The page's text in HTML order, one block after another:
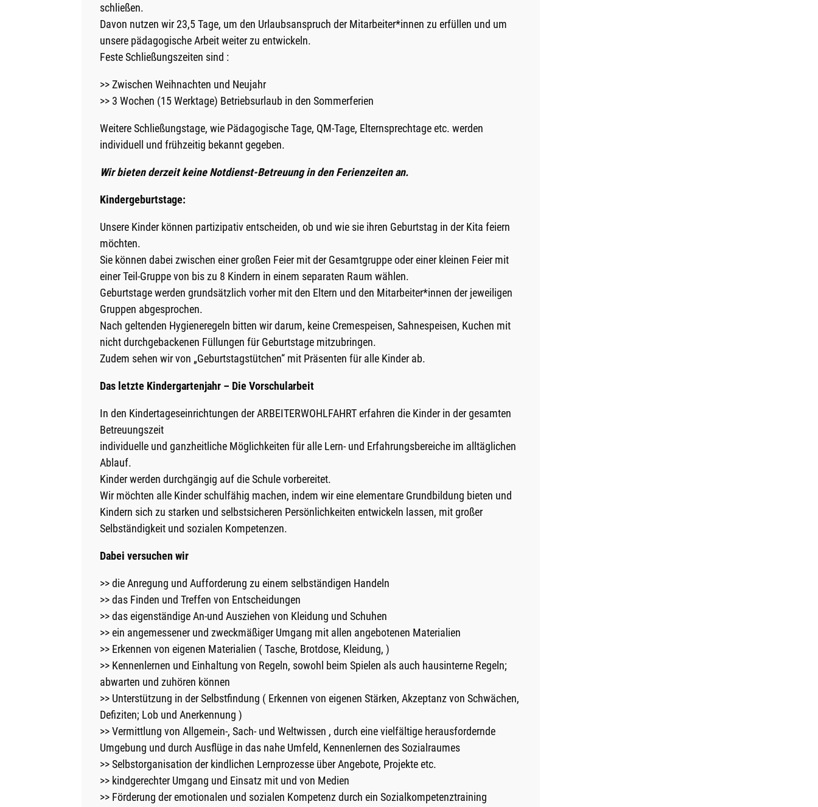
schließen.
Davon nutzen wir 23,5 Tage, um den Urlaubsanspruch der Mitarbeiter*innen zu erfüllen und um
unsere pädagogische Arbeit weiter zu entwickeln.
Feste Schließungszeiten sind :
>> Zwischen Weihnachten und Neujahr
>> 3 Wochen (15 Werktage) Betriebsurlaub in den Sommerferien
Weitere Schließungstage, wie Pädagogische Tage, QM-Tage, Elternsprechtage etc. werden
individuell und frühzeitig bekannt gegeben.
Wir bieten derzeit keine Notdienst-Betreuung in den Ferienzeiten an.
Kindergeburtstage:
Unsere Kinder können partizipativ entscheiden, ob und wie sie ihren Geburtstag in der Kita feiern
möchten.
Sie können dabei zwischen einer großen Feier mit der Gesamtgruppe oder einer kleinen Feier mit
einer Teil-Gruppe von bis zu 8 Kindern in einem separaten Raum wählen.
Geburtstage werden grundsätzlich vorher mit den Eltern und den Mitarbeiter*innen der jeweiligen
Gruppen abgesprochen.
Nach geltenden Hygieneregeln bitten wir darum, keine Cremespeisen, Sahnespeisen, Kuchen mit
nicht durchgebackenen Füllungen für Geburtstage mitzubringen.
Zudem sehen wir von „Geburtstagstütchen“ mit Präsenten für alle Kinder ab.
Das letzte Kindergartenjahr – Die Vorschularbeit
In den Kindertageseinrichtungen der ARBEITERWOHLFAHRT erfahren die Kinder in der gesamten
Betreuungszeit
individuelle und ganzheitliche Möglichkeiten für alle Lern- und Erfahrungsbereiche im alltäglichen
Ablauf.
Kinder werden durchgängig auf die Schule vorbereitet.
Wir möchten alle Kinder schulfähig machen, indem wir eine elementare Grundbildung bieten und
Kindern sich zu starken und selbstsicheren Persönlichkeiten entwickeln lassen, mit großer
Selbständigkeit und sozialen Kompetenzen.
Dabei versuchen wir
>> die Anregung und Aufforderung zu einem selbständigen Handeln
>> das Finden und Treffen von Entscheidungen
>> das eigenständige An-und Ausziehen von Kleidung und Schuhen
>> ein angemessener und zweckmäßiger Umgang mit allen angebotenen Materialien
>> Erkennen von eigenen Materialien ( Tasche, Brotdose, Kleidung, )
>> Kennenlernen und Einhaltung von Regeln, sowohl beim Spielen als auch hausinterne Regeln;
abwarten und zuhören können
>> Unterstützung in der Selbstfindung ( Erkennen von eigenen Stärken, Akzeptanz von Schwächen,
Defiziten; Lob und Anerkennung )
>> Vermittlung von Allgemein-, Sach- und Weltwissen , durch eine vielfältige herausfordernde
Umgebung und durch Ausflüge in das nahe Umfeld, Kennenlernen des Sozialraumes
>> Selbstorganisation der kindlichen Lernprozesse über Angebote, Projekte etc.
>> kindgerechter Umgang und Einsatz mit und von Medien
>> Förderung der emotionalen und sozialen Kompetenz durch ein Sozialkompetenztraining